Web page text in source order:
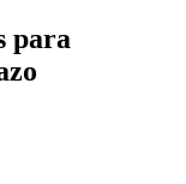
para